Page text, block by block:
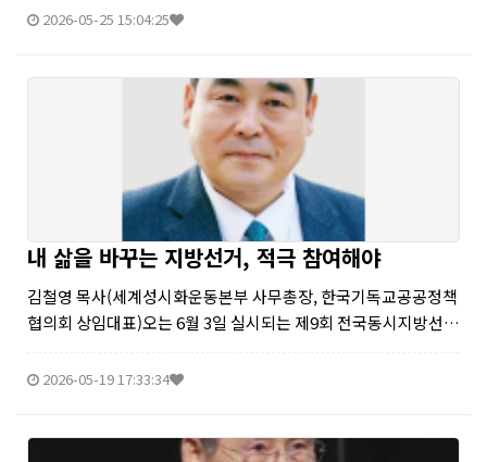
그러지 못하는가?" 스포츠 경기에서 뜻하지 않은 사고가 일어나
2026-05-25 15:04:25
내 삶을 바꾸는 지방선거, 적극 참여해야
김철영 목사(세계성시화운동본부 사무총장, 한국기독교공공정책
협의회 상임대표)오는 6월 3일 실시되는 제9회 전국동시지방선거
여 주민자치를 이끌어갈 적임자를 뽑는 선거다. 그런데 안타깝게
2026-05-19 17:33:34